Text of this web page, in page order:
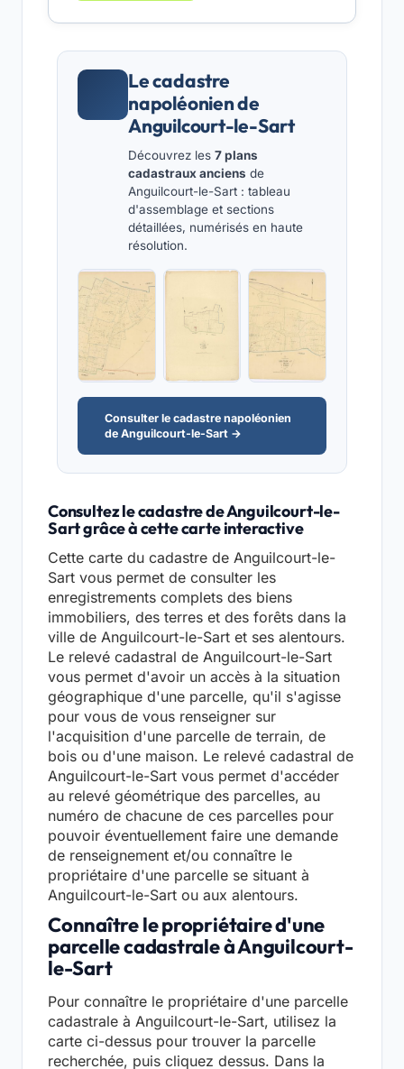
Le cadastre
napoléonien de
Anguilcourt-le-Sart
Découvrez les 7 plans
cadastraux anciens de
Anguilcourt-le-Sart : tableau
d'assemblage et sections
détaillées, numérisés en haute
résolution.
Consulter le cadastre napoléonien
de Anguilcourt-le-Sart →
Consultez le cadastre de Anguilcourt-le-
Sart grâce à cette carte interactive
Cette carte du cadastre de Anguilcourt-le-
Sart vous permet de consulter les
enregistrements complets des biens
immobiliers, des terres et des forêts dans la
ville de Anguilcourt-le-Sart et ses alentours.
Le relevé cadastral de Anguilcourt-le-Sart
vous permet d'avoir un accès à la situation
géographique d'une parcelle, qu'il s'agisse
pour vous de vous renseigner sur
l'acquisition d'une parcelle de terrain, de
bois ou d'une maison. Le relevé cadastral de
Anguilcourt-le-Sart vous permet d'accéder
au relevé géométrique des parcelles, au
numéro de chacune de ces parcelles pour
pouvoir éventuellement faire une demande
de renseignement et/ou connaître le
propriétaire d'une parcelle se situant à
Anguilcourt-le-Sart ou aux alentours.
Connaître le propriétaire d'une
parcelle cadastrale à Anguilcourt-
le-Sart
Pour connaître le propriétaire d'une parcelle
cadastrale à Anguilcourt-le-Sart, utilisez la
carte ci-dessus pour trouver la parcelle
recherchée, puis cliquez dessus. Dans la